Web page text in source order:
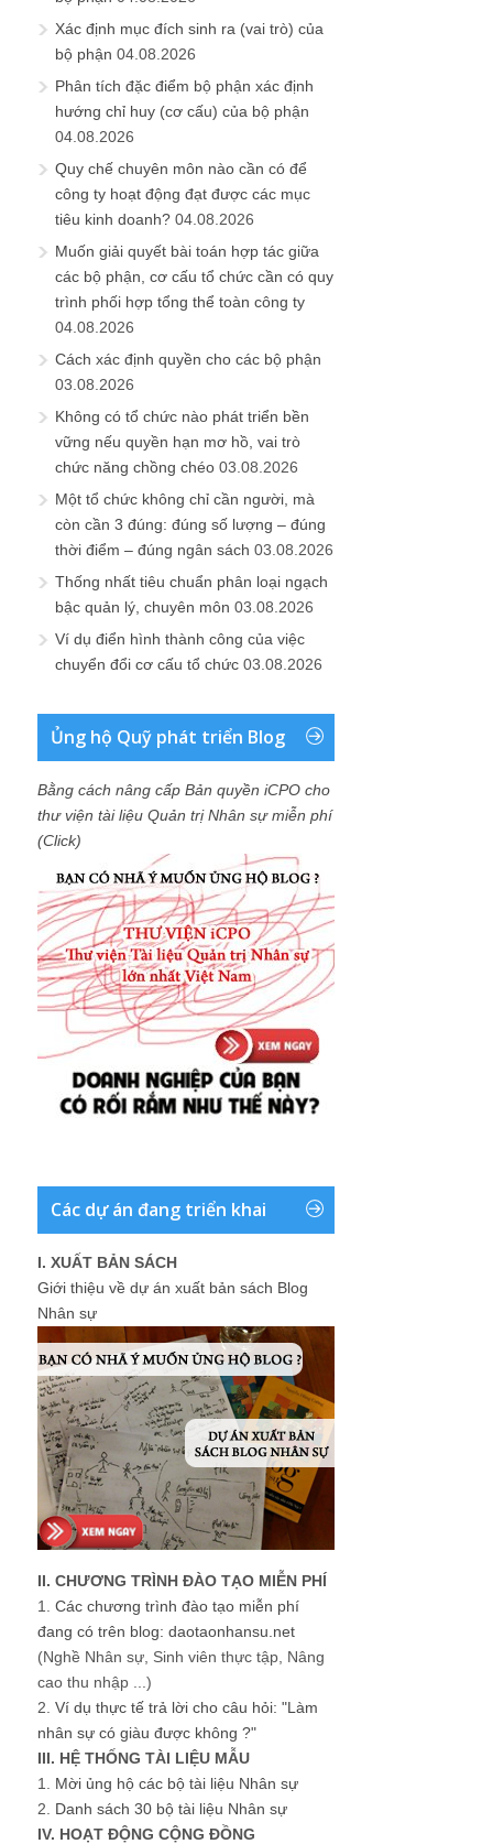
Xác định mục đích sinh ra (vai trò) của
bộ phận 04.08.2026
Phân tích đặc điểm bộ phận xác định
hướng chỉ huy (cơ cấu) của bộ phận
04.08.2026
Quy chế chuyên môn nào cần có để
công ty hoạt động đạt được các mục
tiêu kinh doanh? 04.08.2026
Muốn giải quyết bài toán hợp tác giữa
các bộ phận, cơ cấu tổ chức cần có quy
trình phối hợp tổng thể toàn công ty
04.08.2026
Cách xác định quyền cho các bộ phận
03.08.2026
Không có tổ chức nào phát triển bền
vững nếu quyền hạn mơ hồ, vai trò
chức năng chồng chéo 03.08.2026
Một tổ chức không chỉ cần người, mà
còn cần 3 đúng: đúng số lượng – đúng
thời điểm – đúng ngân sách 03.08.2026
Thống nhất tiêu chuẩn phân loại ngạch
bậc quản lý, chuyên môn 03.08.2026
Ví dụ điển hình thành công của việc
chuyển đổi cơ cấu tổ chức 03.08.2026
Ủng hộ Quỹ phát triển Blog
Bằng cách nâng cấp Bản quyền iCPO cho
thư viện tài liệu Quản trị Nhân sự miễn phí
(Click)
Các dự án đang triển khai
I. XUẤT BẢN SÁCH
Giới thiệu về dự án xuất bản sách Blog
Nhân sự
II. CHƯƠNG TRÌNH ĐÀO TẠO MIỄN PHÍ
1. Các chương trình đào tạo miễn phí
đang có trên blog: daotaonhansu.net
(Nghề Nhân sự, Sinh viên thực tập, Nâng
cao thu nhập ...)
2. Ví dụ thực tế trả lời cho câu hỏi: "Làm
nhân sự có giàu được không ?"
III. HỆ THỐNG TÀI LIỆU MẪU
1. Mời ủng hộ các bộ tài liệu Nhân sự
2. Danh sách 30 bộ tài liệu Nhân sự
IV. HOẠT ĐỘNG CỘNG ĐỒNG